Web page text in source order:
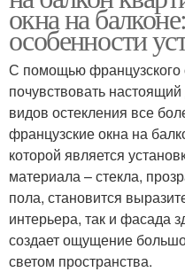
окна на
особенности
С помощью французского
почувствовать
видов остекления все
французские окна на
которой является
материала – стекла,
пола, становится
интерьера, так и фасада
создает ощущение
светом пространства.